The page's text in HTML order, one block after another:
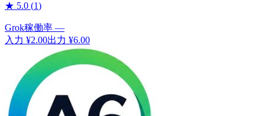
★ 5.0 (1)
Grok稼働率 —
入力 ¥2.00出力 ¥6.00